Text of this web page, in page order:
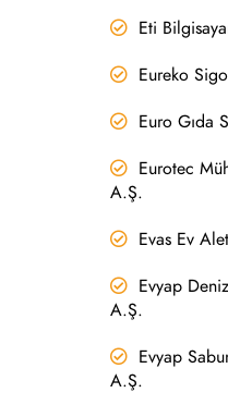
Eti
Eureko
Euro Gıda
Eurotec
A.Ş.
Evas Ev
Evyap
A.Ş.
Evyap
A.Ş.